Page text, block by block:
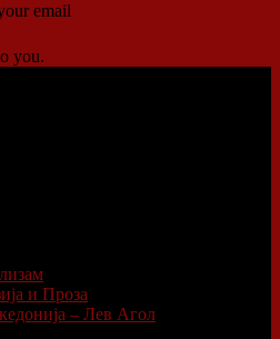
email
you.
и Проза
– Лев Агол